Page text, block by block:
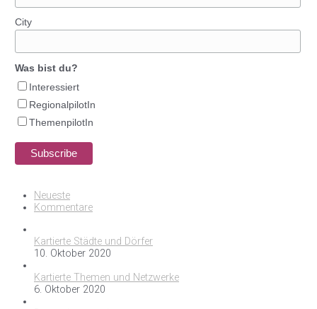
City
Was bist du?
Interessiert
RegionalpilotIn
ThemenpilotIn
Neueste
Kommentare
Kartierte Städte und Dörfer
10. Oktober 2020
Kartierte Themen und Netzwerke
6. Oktober 2020